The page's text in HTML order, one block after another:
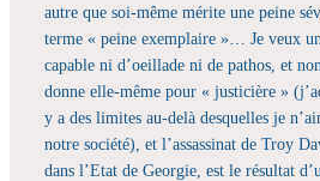
autre que soi-même mérite une peine
terme « peine exemplaire »… Je veux
capable ni d’oeillade ni de pathos, et
donne elle-même pour « justicière »
y a des limites au-delà desquelles je
notre société), et l’assassinat de Troy
dans l’Etat de Georgie, est le résultat